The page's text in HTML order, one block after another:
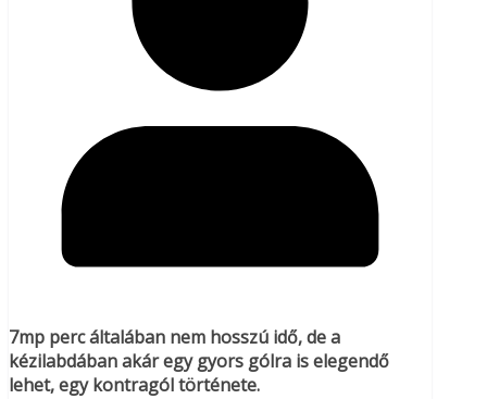
7mp perc általában nem hosszú idő, de a
kézilabdában akár egy gyors gólra is elegendő
lehet, egy kontragóltörténete.